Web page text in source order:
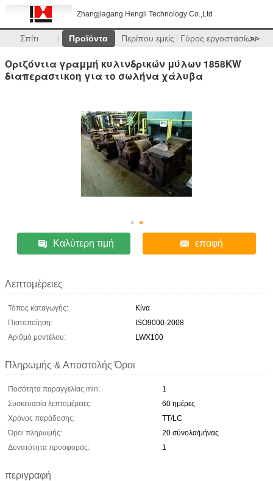
Zhangjiagang Hengli Technology Co.,Ltd
Σπίτι Προϊόντα Περίπου εμείς Γύρος εργοστασίων
>>
Οριζόντια γραμμή κυλινδρικών μύλων 1858KW
διαπεραστικοη για το σωλήνα χάλυβα
Καλύτερη τιμή επαφή
Λεπτομέρειες
Τόπος καταγωγής:
Κίνα
Πιστοποίηση:
ISO9000-2008
Αριθμό μοντέλου:
LWX100
Πληρωμής & Αποστολής Όροι
Ποσότητα παραγγελίας min:
1
Συσκευασία λεπτομέρειες:
60 ημέρες
Χρόνος παράδοσης:
TT/LC
Όροι πληρωμής:
20 σύνολα/μήνας
Δυνατότητα προσφοράς:
1
περιγραφή